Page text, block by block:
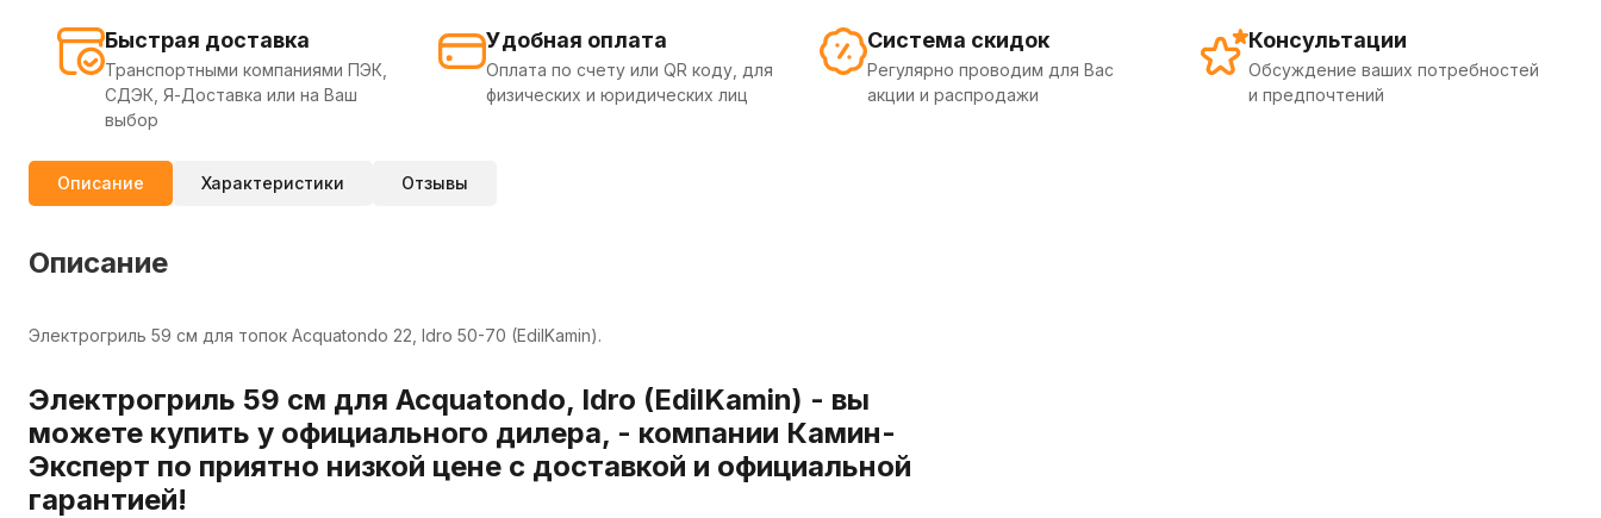
Быстрая доставка
Транспортными компаниями ПЭК,
СДЭК, Я-Доставка или на Ваш
выбор
Удобная оплата
Оплата по счету или QR коду, для
физических и юридических лиц
Система скидок
Регулярно проводим для Вас
акции и распродажи
Консультации
Обсуждение ваших потребностей
и предпочтений
Описание Характеристики Отзывы
Описание
Электрогриль 59 см для топок Acquatondo 22, Idro 50-70 (EdilKamin).
Электрогриль 59 см для Acquatondo, Idro (EdilKamin) - вы
можете купить у официального дилера, - компании Камин-
Эксперт по приятно низкой цене с доставкой и официальной
гарантией!